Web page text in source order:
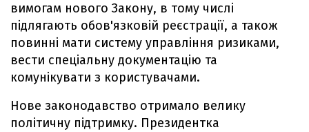
вимогам нового Закону, в тому числі
підлягають обов'язковій реєстрації, а також
повинні мати систему управління ризиками,
вести спеціальну документацію та
комунікувати з користувачами.
Нове законодавство отримало велику
політичну підтримку. Президентка